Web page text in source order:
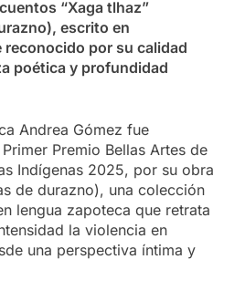
“Xaga tlhaz”
escrito en
reconocido por su calidad
poética y profundidad
Andrea Gómez fue
Premio Bellas Artes de
Indígenas 2025, por su obra
de durazno), una colección
lengua zapoteca que retrata
la violencia en
una perspectiva íntima y